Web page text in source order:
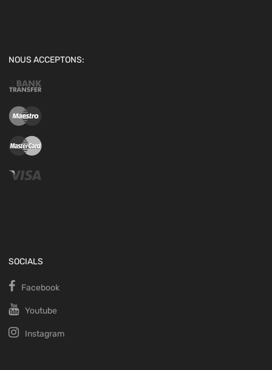
NOUS ACCEPTONS:
SOCIALS
Facebook
Youtube
Instagram